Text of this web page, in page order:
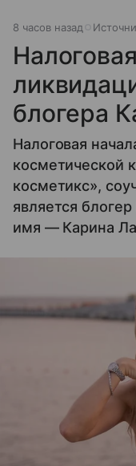
8 часов назад
блогера
Налоговая
косметической
косметикс»,
является
имя — Карина